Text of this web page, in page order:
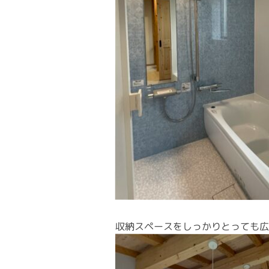
収納スペースをしっかりとっても